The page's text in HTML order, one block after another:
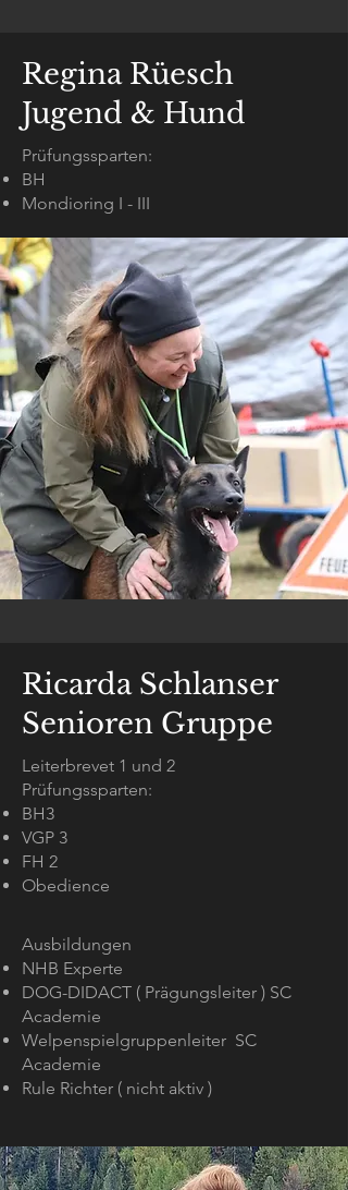
Regina Rüesch
Jugend & Hund
Prüfungssparten:
BH
Mondioring I - III
Ricarda Schlanser
Senioren Gruppe
Leiterbrevet 1 und 2
Prüfungssparten:​
BH3
VGP 3
FH 2
Obedience
Ausbildungen
NHB Experte
DOG-DIDACT ( Prägungsleiter ) SC
Academie
Welpenspielgruppenleiter SC
Academie
Rule Richter ( nicht aktiv )